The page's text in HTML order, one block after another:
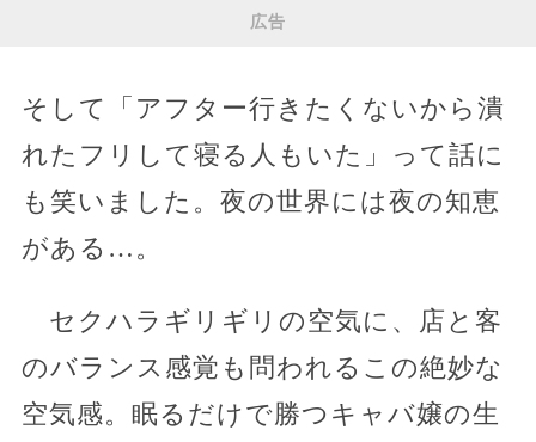
広告
そして「アフター行きたくないから潰
れたフリして寝る人もいた」って話に
も笑いました。夜の世界には夜の知恵
がある…。
セクハラギリギリの空気に、店と客
のバランス感覚も問われるこの絶妙な
空気感。眠るだけで勝つキャバ嬢の生